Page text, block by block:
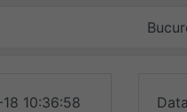
10:36:58